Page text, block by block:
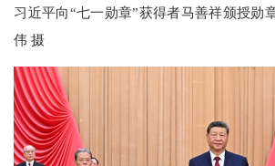
习近平向“七一勋章”获得者马善祥颁授勋
伟 摄